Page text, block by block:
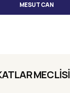
MESUT CAN
MECLİSİ